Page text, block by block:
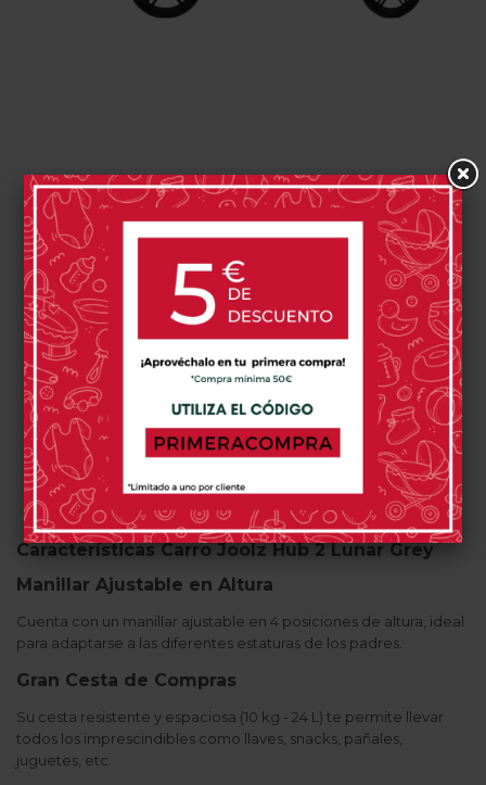
Características Carro Joolz Hub 2 Lunar Grey
Manillar Ajustable en Altura
Cuenta con un manillar ajustable en 4 posiciones de altura, ideal
para adaptarse a las diferentes estaturas de los padres.
Gran Cesta de Compras
Su cesta resistente y espaciosa (10 kg - 24 L) te permite llevar
todos los imprescindibles como llaves, snacks, pañales,
juguetes, etc.